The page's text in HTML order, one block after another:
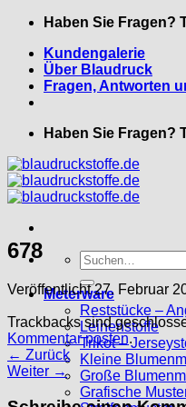
Zum
springen
Haben Sie Fragen?
Kundengalerie
Über Blaudruck
Fragen, Antworten
Haben Sie Fragen?
Suche
nach:
Meterware
Reststücke –
Leinenstoffe
Trikot –
Kleine
Große
Grafische
678
Veröffentlicht27. Februar
Trackbacks sind
Kommentar posten.
← Zurück
Weiter →